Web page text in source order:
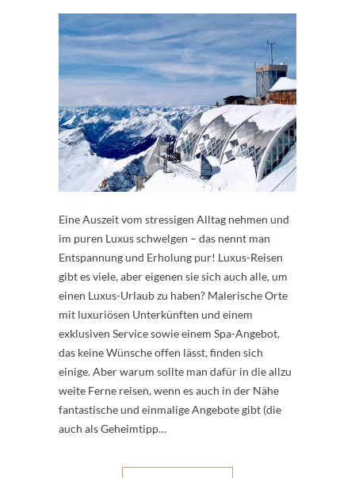
Eine Auszeit vom stressigen Alltag nehmen und
im puren Luxus schwelgen – das nennt man
Entspannung und Erholung pur! Luxus-Reisen
gibt es viele, aber eigenen sie sich auch alle, um
einen Luxus-Urlaub zu haben? Malerische Orte
mit luxuriösen Unterkünften und einem
exklusiven Service sowie einem Spa-Angebot,
das keine Wünsche offen lässt, finden sich
einige. Aber warum sollte man dafür in die allzu
weite Ferne reisen, wenn es auch in der Nähe
fantastische und einmalige Angebote gibt (die
auch als Geheimtipp…